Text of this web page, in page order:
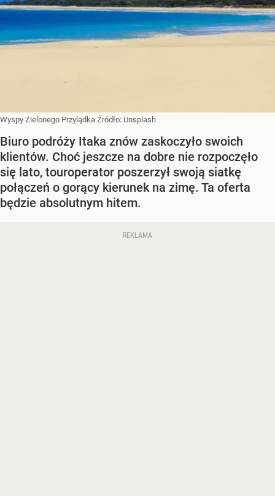
Wyspy Zielonego Przylądka Źródło: Unsplash
Biuro podróży Itaka znów zaskoczyło swoich
klientów. Choć jeszcze na dobre nie rozpoczęło
się lato, touroperator poszerzył swoją siatkę
połączeń o gorący kierunek na zimę. Ta oferta
będzie absolutnym hitem.